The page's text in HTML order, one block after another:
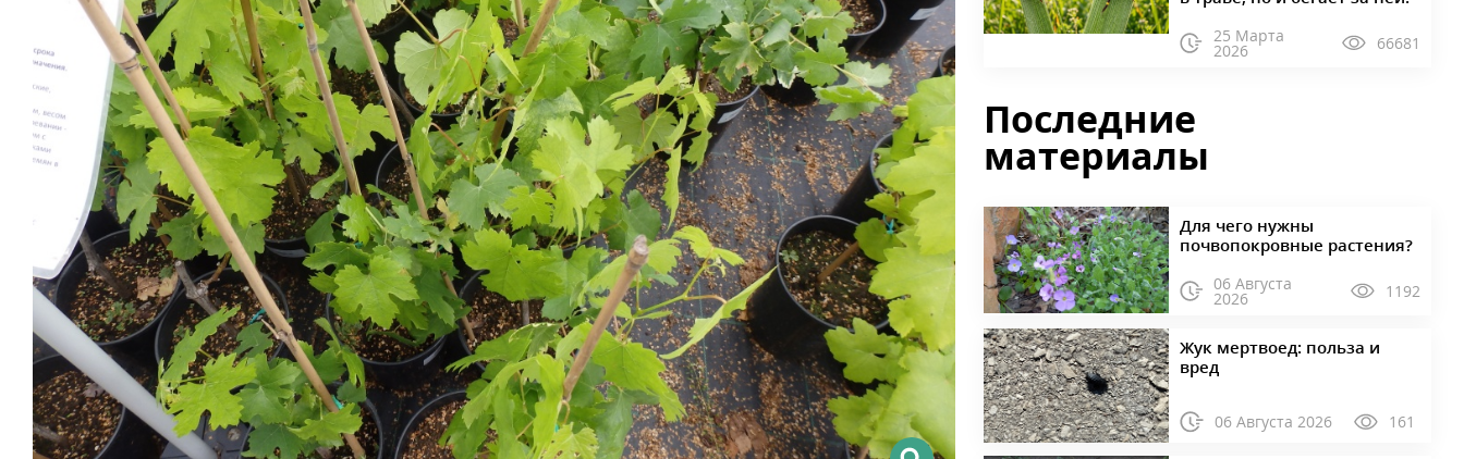
25 Марта
2026 66681
Последние
материалы
Для чего нужны
почвопокровные растения?
06 Августа
2026 1192
Жук мертвоед: польза и
вред
06 Августа 2026 161